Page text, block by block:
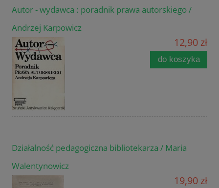
Autor - wydawca : poradnik prawa autorskiego /
Andrzej Karpowicz
12,90 zł
do koszyka
Działalność pedagogiczna bibliotekarza / Maria
Walentynowicz
19,90 zł